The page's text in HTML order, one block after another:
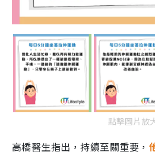
點擊圖片放
高橋醫生指出，持續至關重要，